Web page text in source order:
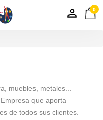
0
muebles, metales...
que aporta
de todos sus clientes.